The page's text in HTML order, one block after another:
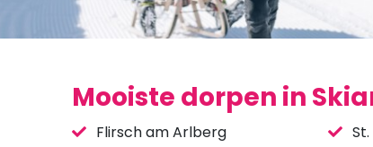
Mooiste dorpen in
Flirsch am Arlberg